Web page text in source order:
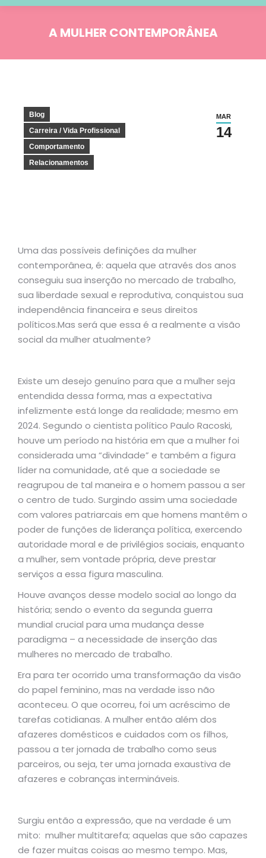
A MULHER CONTEMPORÂNEA
MAR
14
Blog
Carreira / Vida Profissional
Comportamento
Relacionamentos
Uma das possíveis definições da mulher
contemporânea, é: aquela que através dos anos
conseguiu sua inserção no mercado de trabalho,
sua liberdade sexual e reprodutiva, conquistou sua
independência financeira e seus direitos
políticos.Mas será que essa é a realmente a visão
social da mulher atualmente?
Existe um desejo genuíno para que a mulher seja
entendida dessa forma, mas a expectativa
infelizmente está longe da realidade; mesmo em
2024. Segundo o cientista político Paulo Racoski,
houve um período na história em que a mulher foi
considerada uma “divindade” e também a figura
líder na comunidade, até que a sociedade se
reagrupou de tal maneira e o homem passou a ser
o centro de tudo. Surgindo assim uma sociedade
com valores patriarcais em que homens mantêm o
poder de funções de liderança política, exercendo
autoridade moral e de privilégios sociais, enquanto
a mulher, sem vontade própria, deve prestar
serviços a essa figura masculina.
Houve avanços desse modelo social ao longo da
história; sendo o evento da segunda guerra
mundial crucial para uma mudança desse
paradigma – a necessidade de inserção das
mulheres no mercado de trabalho.
Era para ter ocorrido uma transformação da visão
do papel feminino, mas na verdade isso não
aconteceu. O que ocorreu, foi um acréscimo de
tarefas cotidianas. A mulher então além dos
afazeres domésticos e cuidados com os filhos,
passou a ter jornada de trabalho como seus
parceiros, ou seja, ter uma jornada exaustiva de
afazeres e cobranças intermináveis.
Surgiu então a expressão, que na verdade é um
mito: mulher multitarefa; aquelas que são capazes
de fazer muitas coisas ao mesmo tempo. Mas,